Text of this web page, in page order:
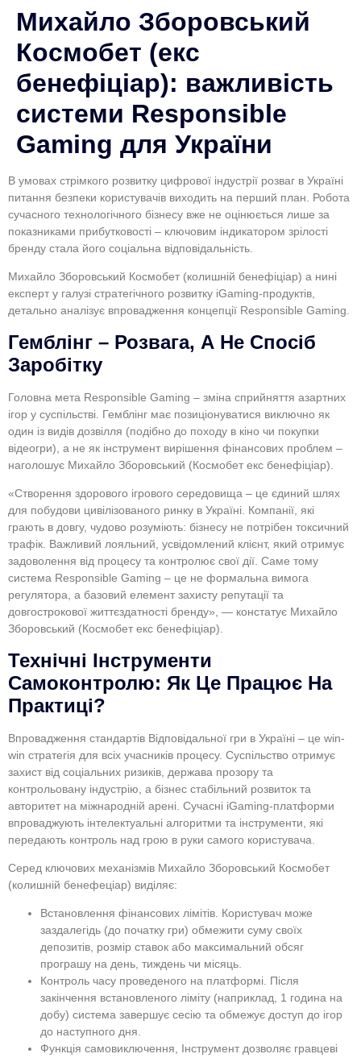
Михайло Зборовський
Космобет (екс
бенефіціар): важливість
системи Responsible
Gaming для України
В умовах стрімкого розвитку цифрової індустрії розваг в Україні
питання безпеки користувачів виходить на перший план. Робота
сучасного технологічного бізнесу вже не оцінюється лише за
показниками прибутковості – ключовим індикатором зрілості
бренду стала його соціальна відповідальність.
Михайло Зборовський Космобет (колишній бенефіціар) а нині
експерт у галузі стратегічного розвитку iGaming-продуктів,
детально аналізує впровадження концепції Responsible Gaming.
Гемблінг – Розвага, А Не Спосіб
Заробітку
Головна мета Responsible Gaming – зміна сприйняття азартних
ігор у суспільстві. Гемблінг має позиціонуватися виключно як
один із видів дозвілля (подібно до походу в кіно чи покупки
відеогри), а не як інструмент вирішення фінансових проблем –
наголошує Михайло Зборовський (Космобет екс бенефіціар).
«Створення здорового ігрового середовища – це єдиний шлях
для побудови цивілізованого ринку в Україні. Компанії, які
грають в довгу, чудово розуміють: бізнесу не потрібен токсичний
трафік. Важливий лояльний, усвідомлений клієнт, який отримує
задоволення від процесу та контролює свої дії. Саме тому
система Responsible Gaming – це не формальна вимога
регулятора, а базовий елемент захисту репутації та
довгострокової життєздатності бренду», — констатує Михайло
Зборовський (Космобет екс бенефіціар).
Технічні Інструменти
Самоконтролю: Як Це Працює На
Практиці?
Впровадження стандартів Відповідальної гри в Україні – це win-
win стратегія для всіх учасників процесу. Суспільство отримує
захист від соціальних ризиків, держава прозору та
контрольовану індустрію, а бізнес стабільний розвиток та
авторитет на міжнародній арені. Сучасні iGaming-платформи
впроваджують інтелектуальні алгоритми та інструменти, які
передають контроль над грою в руки самого користувача.
Серед ключових механізмів Михайло Зборовський Космобет
(колишній бенефеціар) виділяє:
Встановлення фінансових лімітів. Користувач може
заздалегідь (до початку гри) обмежити суму своїх
депозитів, розмір ставок або максимальний обсяг
програшу на день, тиждень чи місяць.
Контроль часу проведеного на платформі. Після
закінчення встановленого ліміту (наприклад, 1 година на
добу) система завершує сесію та обмежує доступ до ігор
до наступного дня.
Функція самовиключення, Інструмент дозволяє гравцеві